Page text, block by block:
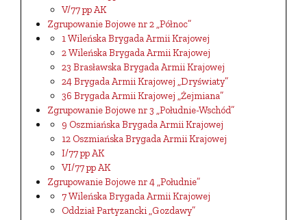
V/77 pp AK
Zgrupowanie Bojowe nr 2 „Północ”
1 Wileńska Brygada Armii Krajowej
2 Wileńska Brygada Armii Krajowej
23 Brasławska Brygada Armii Krajowej
24 Brygada Armii Krajowej „Dryświaty”
36 Brygada Armii Krajowej „Żejmiana”
Zgrupowanie Bojowe nr 3 „Południe-Wschód”
9 Oszmiańska Brygada Armii Krajowej
12 Oszmiańska Brygada Armii Krajowej
I/77 pp AK
VI/77 pp AK
Zgrupowanie Bojowe nr 4 „Południe”
7 Wileńska Brygada Armii Krajowej
Oddział Partyzancki „Gozdawy”